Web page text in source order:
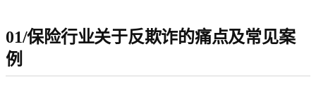
01/保险行业关于反欺诈的痛点及常见案
例